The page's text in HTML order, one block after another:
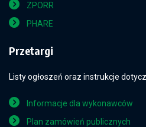
ZPORR
PHARE
Przetargi
Listy ogłoszeń oraz instrukcje
Informacje dla wykonawców
Plan zamówień publicznych